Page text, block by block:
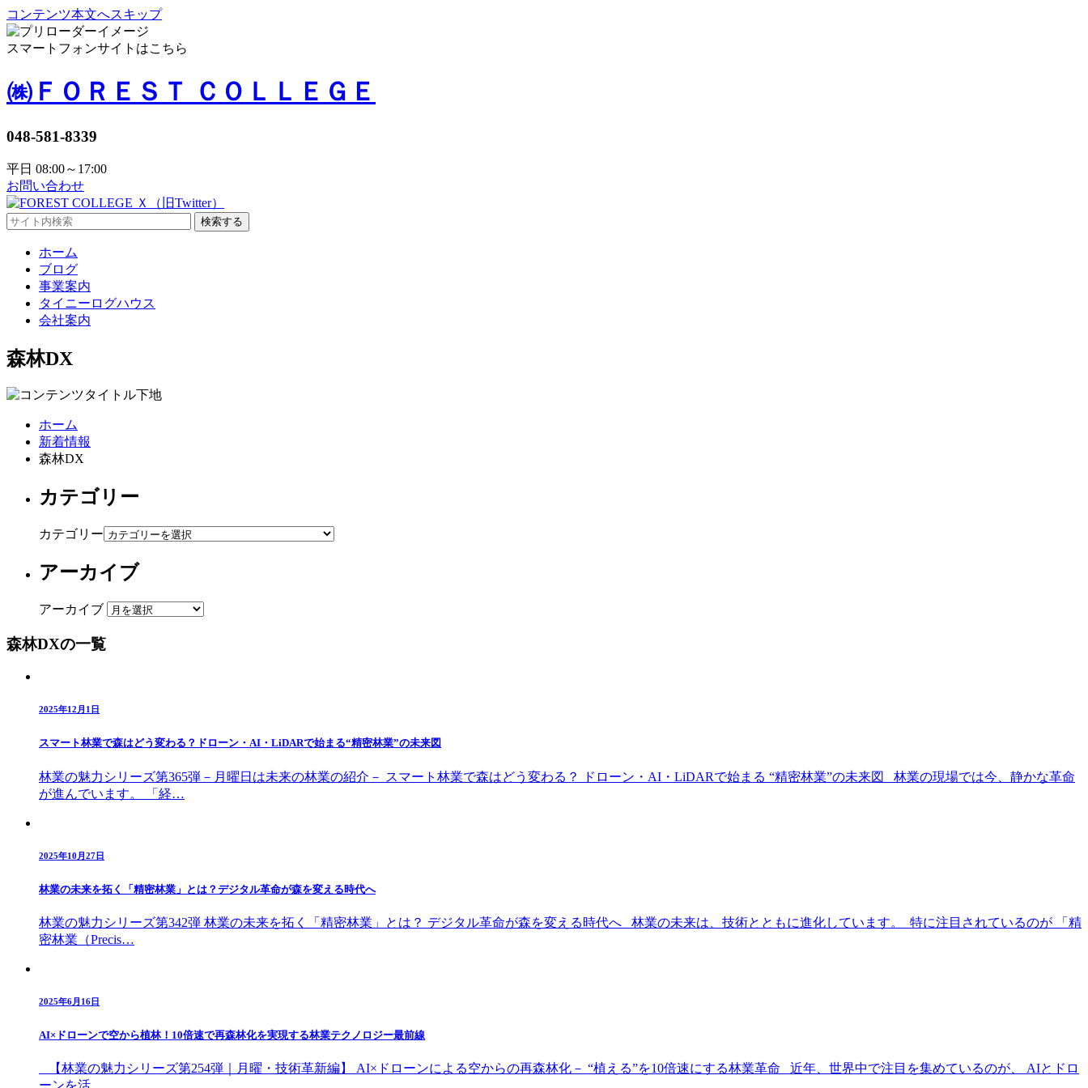
コンテンツ本文へスキップ
スマートフォンサイトはこちら
㈱ＦＯＲＥＳＴ ＣＯＬＬＥＧＥ
048-581-8339
平日 08:00～17:00
お問い合わせ
検索する
ホーム
ブログ
事業案内
タイニーログハウス
会社案内
森林DX
ホーム
新着情報
森林DX
カテゴリー
カテゴリー
アーカイブ
アーカイブ
森林DXの一覧
2025年12月1日
スマート林業で森はどう変わる？ドローン・AI・LiDARで始まる“精密林業”の未来図
林業の魅力シリーズ第365弾－月曜日は未来の林業の紹介－ スマート林業で森はどう変わる？ ドローン・AI・LiDARで始まる “精密林業”の未来図 林業の現場では今、静かな革命
が進んでいます。 「経…
2025年10月27日
林業の未来を拓く「精密林業」とは？デジタル革命が森を変える時代へ
林業の魅力シリーズ第342弾 林業の未来を拓く「精密林業」とは？ デジタル革命が森を変える時代へ 林業の未来は、技術とともに進化しています。 特に注目されているのが 「精
密林業（Precis…
2025年6月16日
AI×ドローンで空から植林！10倍速で再森林化を実現する林業テクノロジー最前線
【林業の魅力シリーズ第254弾｜月曜・技術革新編】 AI×ドローンによる空からの再森林化－ “植える”を10倍速にする林業革命 近年、世界中で注目を集めているのが、 AIとドロ
ーンを活…